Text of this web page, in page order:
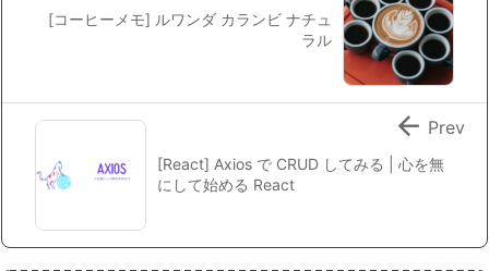
[コーヒーメモ] ルワンダ カランビ ナチュ
ラル
[React] Axios で CRUD してみる | 心を無
にして始める React
 Prev